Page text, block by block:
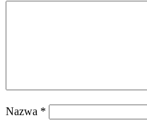
Nazwa *